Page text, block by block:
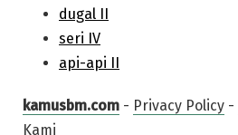
kamusbm.com - Privacy Policy -
Kami